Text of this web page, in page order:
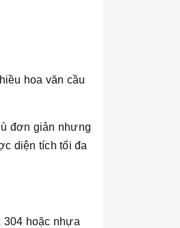
hoa văn cầu
đơn giản nhưng
diện tích tối đa
304 hoặc nhựa